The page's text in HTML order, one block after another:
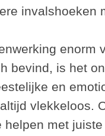
invalshoeken
enorm
bevind, is het
en
vlekkeloos.
met